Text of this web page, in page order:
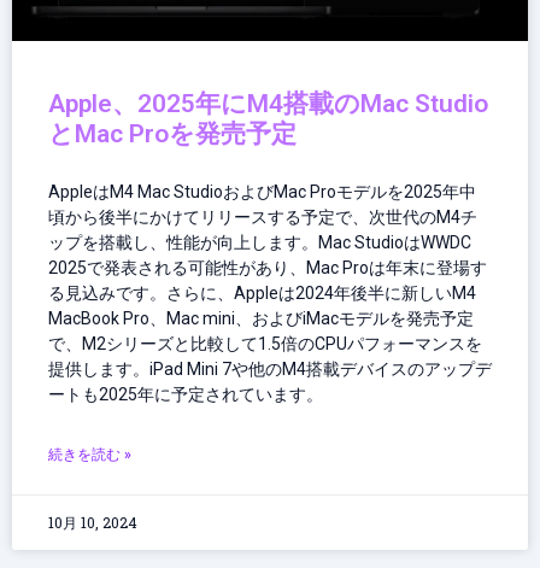
Apple、2025年にM4搭載のMac Studio
とMac Proを発売予定
AppleはM4 Mac StudioおよびMac Proモデルを2025年中
頃から後半にかけてリリースする予定で、次世代のM4チ
ップを搭載し、性能が向上します。Mac StudioはWWDC
2025で発表される可能性があり、Mac Proは年末に登場す
る見込みです。さらに、Appleは2024年後半に新しいM4
MacBook Pro、Mac mini、およびiMacモデルを発売予定
で、M2シリーズと比較して1.5倍のCPUパフォーマンスを
提供します。iPad Mini 7や他のM4搭載デバイスのアップデ
ートも2025年に予定されています。
続きを読む »
10月 10, 2024